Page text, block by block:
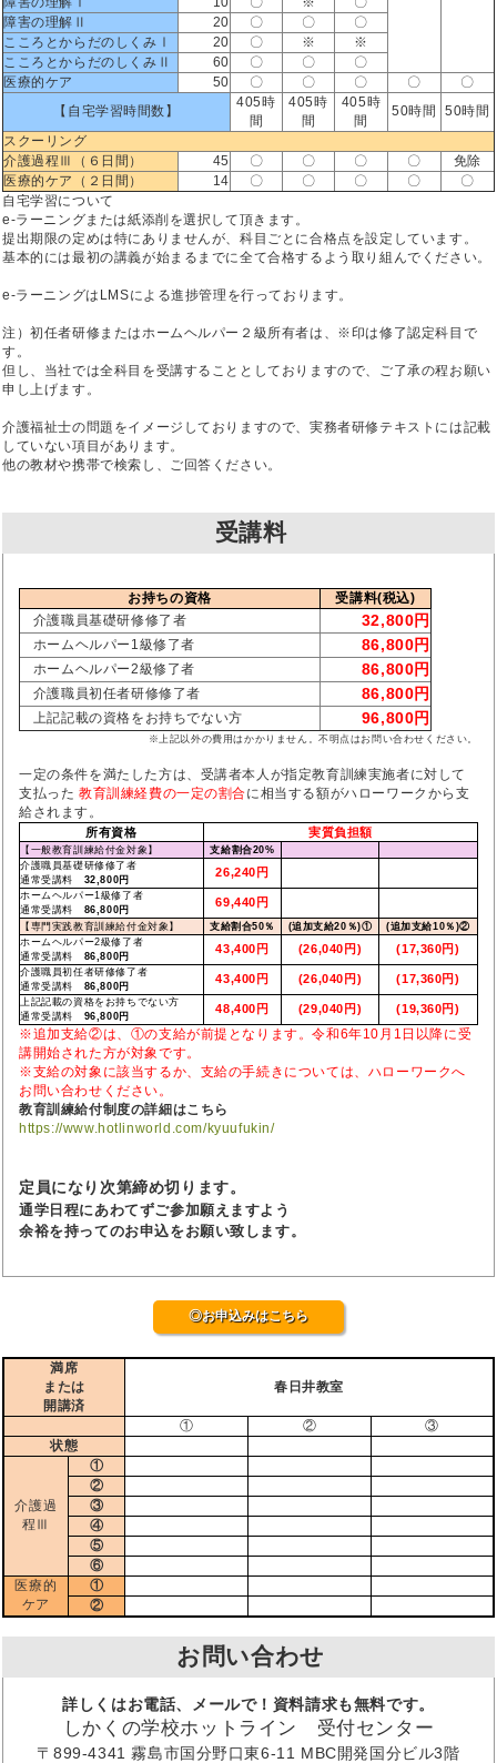
障害の理解Ⅱ
20 〇 〇
〇
こころとからだのしくみⅠ
20 〇 ※
※
こころとからだのしくみⅡ
60 〇 〇
〇
医療的ケア
50 〇 〇 〇 〇
〇
【自宅学習時間数】
405時
間
405時
間
405時
間
50時間
50時間
スクーリング
介護過程Ⅲ（６日間）
45 〇 〇 〇 〇
免除
医療的ケア（２日間）
14 〇 〇 〇 〇
〇
自宅学習について
e-ラーニングまたは紙添削を選択して頂きます。
提出期限の定めは特にありませんが、科目ごとに合格点を設定しています。
基本的には最初の講義が始まるまでに全て合格するよう取り組んでください。
e-ラーニングはLMSによる進捗管理を行っております。
注）初任者研修またはホームヘルパー２級所有者は、※印は修了認定科目で
す。
但し、当社では全科目を受講することとしておりますので、ご了承の程お願い
申し上げます。
介護福祉士の問題をイメージしておりますので、実務者研修テキストには記載
していない項目があります。
他の教材や携帯で検索し、ご回答ください。
受講料
お持ちの資格
受講料(税込)
介護職員基礎研修修了者
32,800円
ホームヘルパー1級修了者 86,800円
ホームヘルパー2級修了者 86,800円
介護職員初任者研修修了者 86,800円
上記記載の資格をお持ちでない方 96,800円
※上記以外の費用はかかりません。不明点はお問い合わせください。
一定の条件を満たした方は、受講者本人が指定教育訓練実施者に対して
支払った 教育訓練経費の一定の割合に相当する額がハローワークから支
給されます。
所有資格 実質負担額
【一般教育訓練給付金対象】 支給割合20%
介護職員基礎研修修了者
通常受講料 32,800円
26,240円
ホームヘルパー1級修了者
通常受講料 86,800円
69,440円
【専門実践教育訓練給付金対象】 支給割合50％ (追加支給20％)① (追加支給10％)②
ホームヘルパー2級修了者
通常受講料 86,800円
43,400円 (26,040円) (17,360円)
介護職員初任者研修修了者
通常受講料 86,800円
43,400円 (26,040円) (17,360円)
上記記載の資格をお持ちでない方
通常受講料 96,800円
48,400円 (29,040円) (19,360円)
※追加支給②は、①の支給が前提となります。令和6年10月1日以降に受
講開始された方が対象です。
※支給の対象に該当するか、支給の手続きについては、ハローワークへ
お問い合わせください。
教育訓練給付制度の詳細はこちら
https://www.hotlinworld.com/kyuufukin/
定員になり次第締め切ります。
通学日程にあわてずご参加願えますよう
余裕を持ってのお申込をお願い致します。
◎お申込みはこちら
満席
または
開講済
春日井教室
① ②
③
状態
介護過
程Ⅲ
①
②
③
④
⑤
⑥
医療的
ケア
①
②
お問い合わせ
詳しくはお電話、メールで！資料請求も無料です。
しかくの学校ホットライン 受付センター
〒899-4341 霧島市国分野口東6-11 MBC開発国分ビル3階